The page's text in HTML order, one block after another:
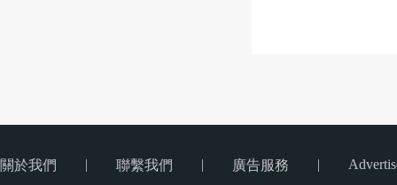
關於我們 | 聯繫我們 | 廣告服務 |